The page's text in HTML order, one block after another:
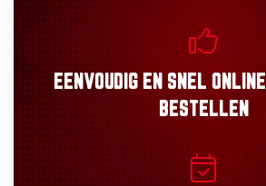
EENVOUDIGEN SNEL
BESTELLEN